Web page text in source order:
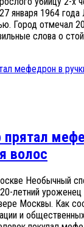
января 1964
Город отмечал
слова о
прятал
волос
Необычный
летний уроженец
Москвы. Как
и